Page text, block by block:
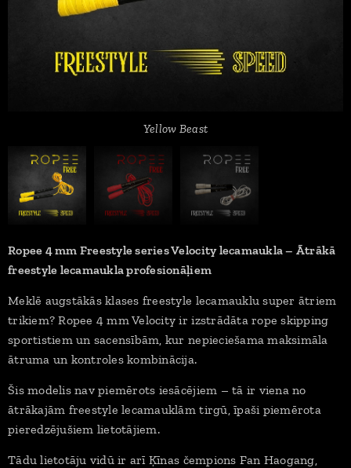
Yellow Beast
Red Devil
White Flash
Ropee 4 mm Freestyle series Velocity lecamaukla – Ātrākā
freestyle lecamaukla profesionāļiem
Meklē augstākās klases freestyle lecamauklu super ātriem
trikiem? Ropee 4 mm Velocity ir izstrādāta rope skipping
sportistiem un sacensībām, kur nepieciešama maksimāla
ātruma un kontroles kombinācija.
Šis modelis nav piemērots iesācējiem – tā ir viena no
ātrākajām freestyle lecamauklām tirgū, īpaši piemērota
pieredzējušiem lietotājiem.
Tādu lietotāju vidū ir arī Ķīnas čempions Fan Haogang,